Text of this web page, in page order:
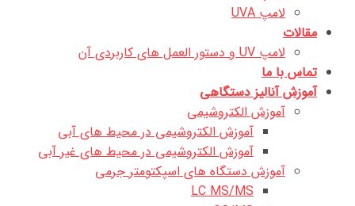
لامپ UVA
مقالات
لامپ UV و دستور العمل های کاربردی آن
تماس با ما
آموزش آنالیز دستگاهی
آموزش الکتروشیمی
آموزش الکتروشیمی در محیط های آبی
آموزش الکتروشیمی در محیط های غیر آبی
آموزش دستگاه های اسپکتومتر جرمی
LC MS/MS